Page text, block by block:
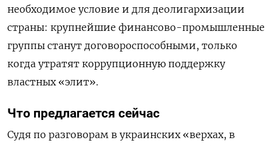
необходимое условие и для деолигархизации
страны: крупнейшие финансово-промышленные
группы станут договороспособными, только
когда утратят коррупционную поддержку
властных «элит».
Что предлагается сейчас
Судя по разговорам в украинских «верхах, в